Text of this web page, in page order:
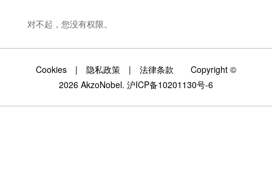
对不起，您没有权限。
Cookies| 隐私政策| 法律条款 Copyright ©
2026 AkzoNobel. 沪ICP备10201130号-6